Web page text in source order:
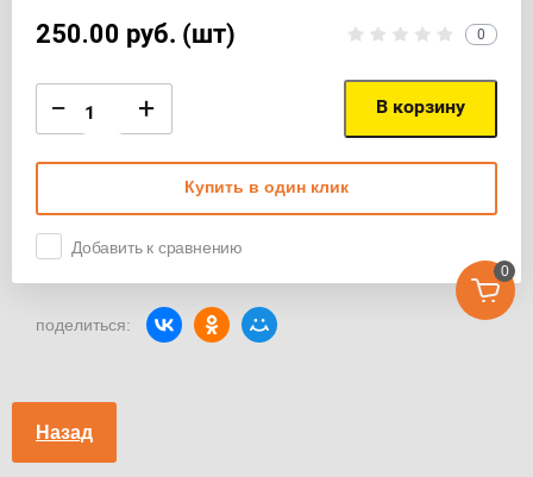
0
250.00 руб. (шт) 0
− + В корзину
Купить в один клик
Добавить к сравнению
поделиться:
Назад